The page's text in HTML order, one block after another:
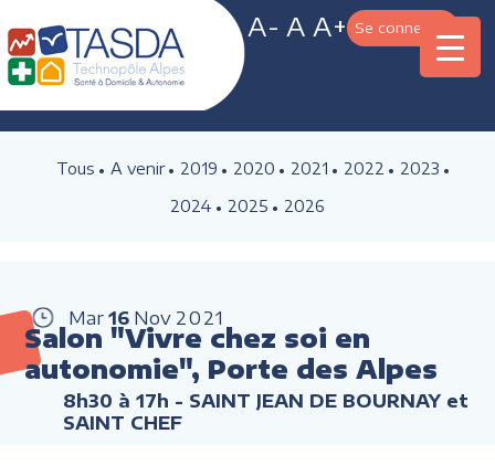
A- A A+ Se connecter
Tous A venir 2019 2020 2021 2022
2023
2024
2025 2026
Mar 16 Nov 2021
Salon "Vivre chez soi en
autonomie", Porte des Alpes
8h30 à 17h - SAINT JEAN DE BOURNAY et
SAINT CHEF